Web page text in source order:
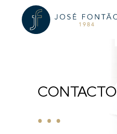
CONTACTO
…